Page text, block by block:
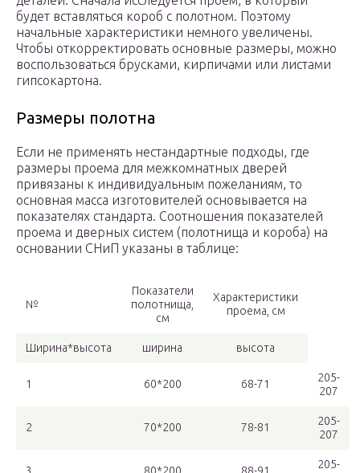
будет вставляться короб с полотном. Поэтому
начальные характеристики немного увеличены.
Чтобы откорректировать основные размеры, можно
воспользоваться брусками, кирпичами или листами
гипсокартона.
Размеры полотна
Если не применять нестандартные подходы, где
размеры проема для межкомнатных дверей
привязаны к индивидуальным пожеланиям, то
основная масса изготовителей основывается на
показателях стандарта. Соотношения показателей
проема и дверных систем (полотнища и короба) на
основании СНиП указаны в таблице:
№
Показатели
полотнища,
см
Характеристики
проема, см
Ширина*высота ширина высота
1 60*200 68-71
205-
207
2 70*200 78-81
205-
207
205-